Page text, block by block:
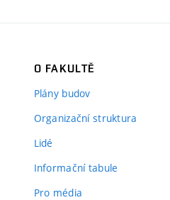
O FAKULTĚ
Plány budov
Organizační struktura
Lidé
Informační tabule
Pro média